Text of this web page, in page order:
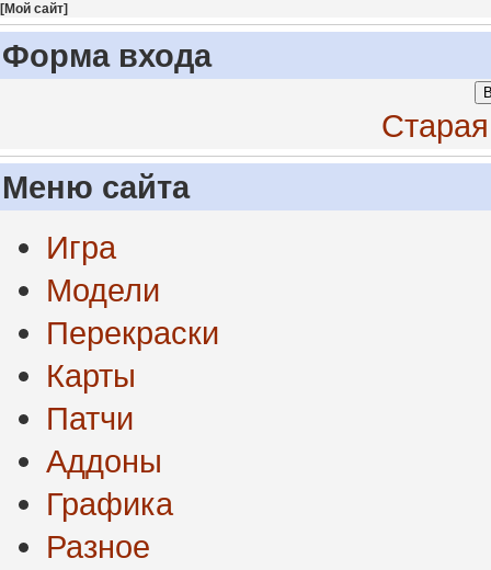
[Мой сайт]
Форма входа
Меню сайта
Игра
Модели
Перекраски
Карты
Патчи
Аддоны
Графика
Разное